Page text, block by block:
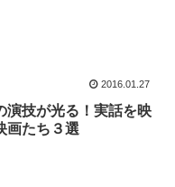
2016.01.27
演技が光る！実話を映
画たち３選